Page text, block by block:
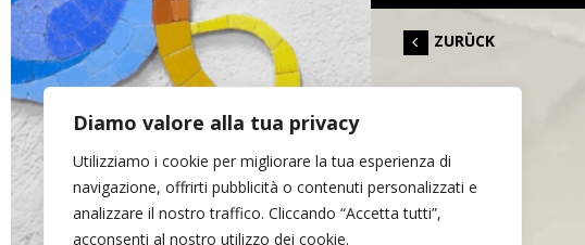
Diamo valore alla tua privacy
Utilizziamo i cookie per migliorare la tua esperienza di
navigazione, offrirti pubblicità o contenuti personalizzati e
analizzare il nostro traffico. Cliccando “Accetta tutti”,
acconsenti al nostro utilizzo dei cookie.
ZURÜCK